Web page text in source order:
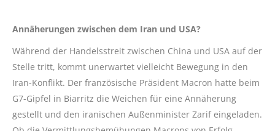
Annäherungen zwischen dem Iran und USA?
Während der Handelsstreit zwischen China und USA auf der
Stelle tritt, kommt unerwartet vielleicht Bewegung in den
Iran-Konflikt. Der französische Präsident Macron hatte beim
G7-Gipfel in Biarritz die Weichen für eine Annäherung
gestellt und den iranischen Außenminister Zarif eingeladen.